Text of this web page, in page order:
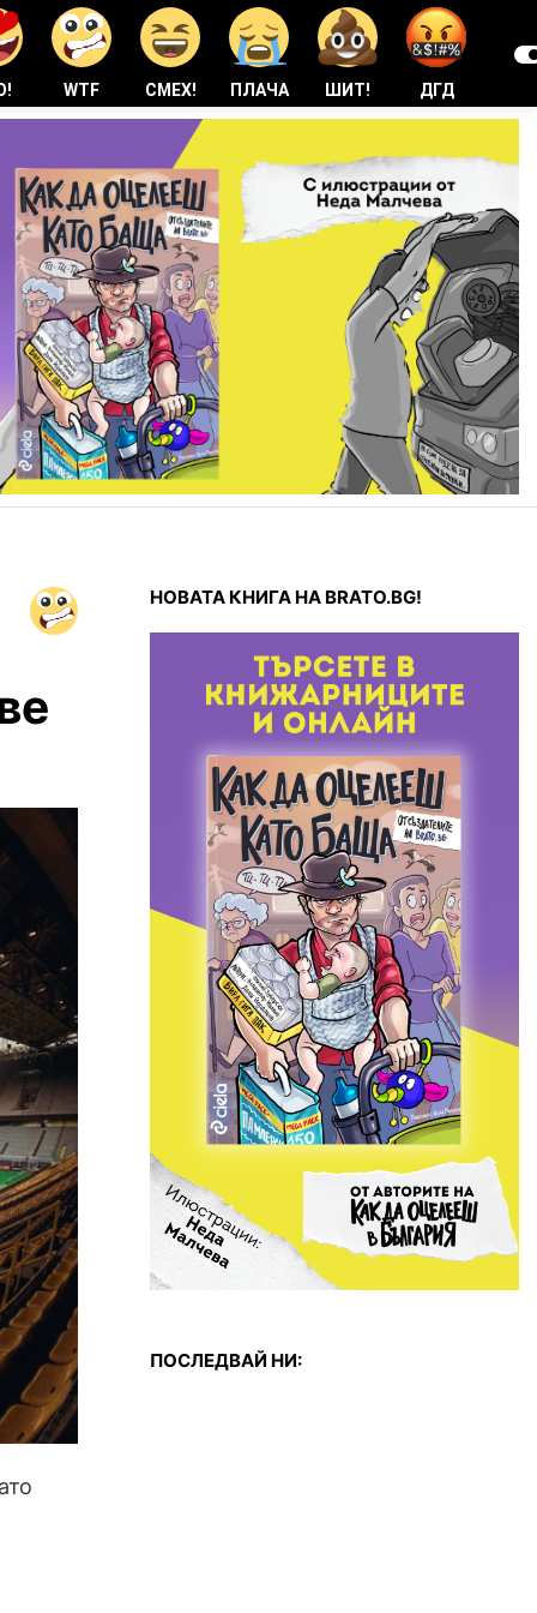
WTF СМЕХ! ПЛАЧА ШИТ! ДГД
НОВАТА КНИГА НА BRATO.BG!
ПОСЛЕДВАЙ НИ: